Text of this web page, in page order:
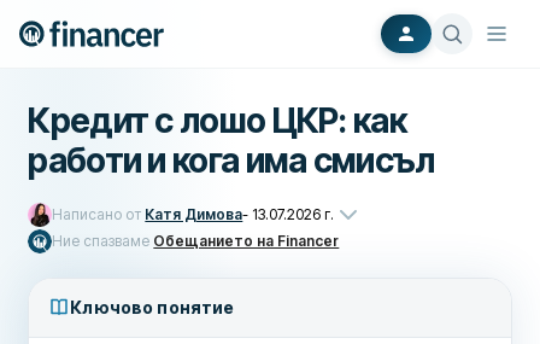
Кредит с лошо ЦКР: как
работи и кога има смисъл
Написано от Катя Димова- 13.07.2026 г.
Ние спазваме Обещанието на Financer
Ключово понятие